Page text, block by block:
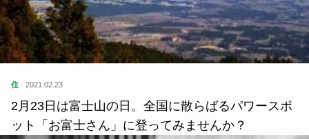
住 2021.02.23
2月23日は富士山の日。全国に散らばるパワースポ
ット「お富士さん」に登ってみませんか？